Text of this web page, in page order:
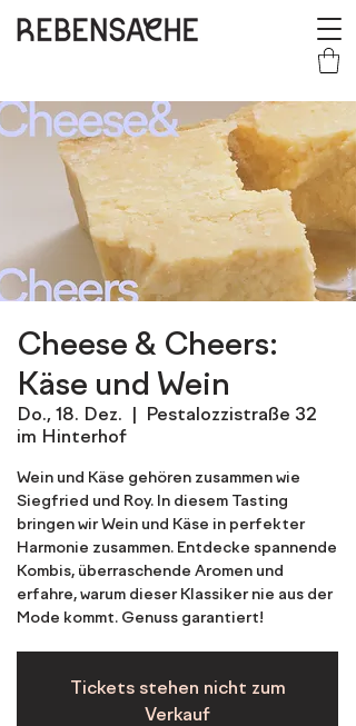
Cheese & Cheers:
Käse und Wein
Do., 18. Dez.
  |
Pestalozzistraße 32
im Hinterhof
Wein und Käse gehören zusammen wie
Siegfried und Roy. In diesem Tasting
bringen wir Wein und Käse in perfekter
Harmonie zusammen. Entdecke spannende
Kombis, überraschende Aromen und
erfahre, warum dieser Klassiker nie aus der
Mode kommt. Genuss garantiert!
Tickets stehen nicht zum
Verkauf